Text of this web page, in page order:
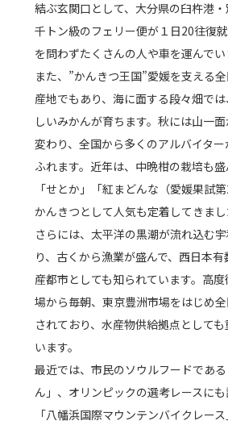
結ぶ玄関口として、大分県の臼杵港
千トン級のフェリー便が１日20往復
を問わずたくさんの人や車を運んでい
また、”かんきつ王国”愛媛を支える
産地でもあり、海に面する段々畑で
しいみかんが育ちます。秋には山一
変わり、全国から多くのアルバイタ
ふれます。近年は、中晩柑の栽培も盛
「せとか」「紅まどんな（愛媛果試
かんきつとして人気も定着してきまし
さらには、太平洋の黒潮が流れ込む
り、古くから漁業が盛んで、西日本
産都市としても知られています。高
場から毎朝、東京豊洲市場をはじめ
されており、水産物供給拠点として
います。
最近では、市民のソウルフードであ
ん」、オリンピックの選考レースに
「八幡浜国際マウンテンバイクレー